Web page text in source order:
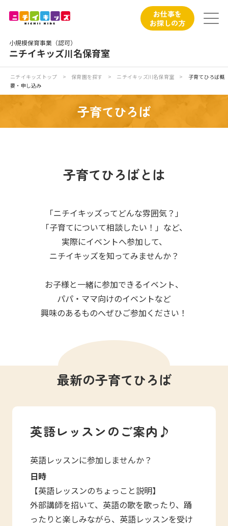
小規模保育事業（認可）
ニチイキッズ川名保育室
お仕事を
お探しの方
ニチイが大切にしていること
写真販売サービス
お仕事をお探しの方
よくあるご質問
保育園に関するお問い合わせ
プライバシーポリシー サイトのご利用について
サイトマップ ニチイ学館オフィシャルサイト
ニチイキッズトップ > 保育園を探す > ニチイキッズ川名保育室 >
子育てひろば概
要・申し込み
子育てひろば
子育てひろばとは
「ニチイキッズってどんな雰囲気？」
「子育てについて相談したい！」など、
実際にイベントへ参加して、
ニチイキッズを知ってみませんか？
お子様と一緒に参加できるイベント、
パパ・ママ向けのイベントなど
興味のあるものへぜひご参加ください！
最新の子育てひろば
英語レッスンのご案内♪
英語レッスンに参加しませんか？
日時
【英語レッスンのちょっこと説明】
外部講師を招いて、英語の歌を歌ったり、踊
ったりと楽しみながら、英語レッスンを受け